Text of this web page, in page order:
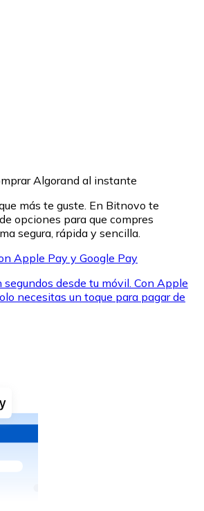
con efectivo en tu tienda más
tu cuenta Bitnovo o realiza compras
Algorand al instante
más te guste. En Bitnovo te
opciones para que compres
segura, rápida y sencilla.
Apple Pay y Google Pay
segundos desde tu móvil. Con Apple
necesitas un toque para pagar de